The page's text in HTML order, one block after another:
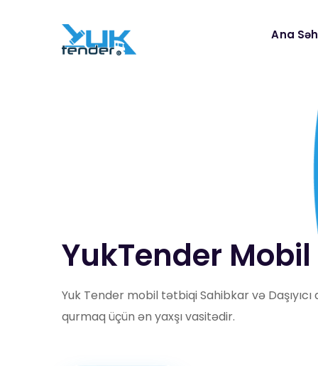
Ana
YukTender
Yuk Tender mobil tətbiqi Sahibkar və
qurmaq üçün ən yaxşı vasitədir.